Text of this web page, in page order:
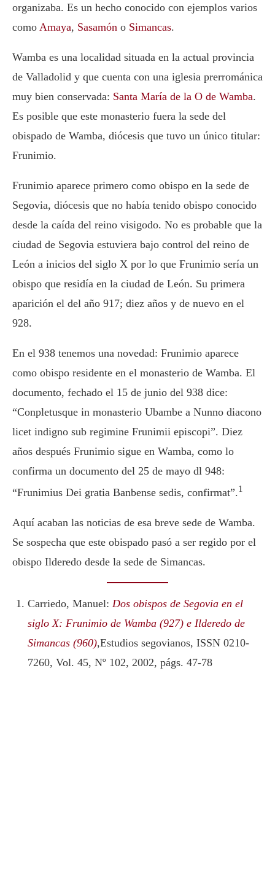
organizaba. Es un hecho conocido con ejemplos varios
como Amaya, Sasamón o Simancas.
Wamba es una localidad situada en la actual provincia
de Valladolid y que cuenta con una iglesia prerrománica
muy bien conservada: Santa María de la O de Wamba.
Es posible que este monasterio fuera la sede del
obispado de Wamba, diócesis que tuvo un único titular:
Frunimio.
Frunimio aparece primero como obispo en la sede de
Segovia, diócesis que no había tenido obispo conocido
desde la caída del reino visigodo. No es probable que la
ciudad de Segovia estuviera bajo control del reino de
León a inicios del siglo X por lo que Frunimio sería un
obispo que residía en la ciudad de León. Su primera
aparición el del año 917; diez años y de nuevo en el
928.
En el 938 tenemos una novedad: Frunimio aparece
como obispo residente en el monasterio de Wamba. El
documento, fechado el 15 de junio del 938 dice:
“Conpletusque in monasterio Ubambe a Nunno diacono
licet indigno sub regimine Frunimii episcopi”. Diez
años después Frunimio sigue en Wamba, como lo
confirma un documento del 25 de mayo dl 948:
“Frunimius Dei gratia Banbense sedis, confirmat”.1
Aquí acaban las noticias de esa breve sede de Wamba.
Se sospecha que este obispado pasó a ser regido por el
obispo Ilderedo desde la sede de Simancas.
Carriedo, Manuel: Dos obispos de Segovia en el
siglo X: Frunimio de Wamba (927) e Ilderedo de
Simancas (960),Estudios segovianos, ISSN 0210-
7260, Vol. 45, Nº 102, 2002, págs. 47-78